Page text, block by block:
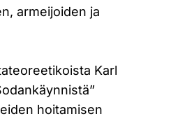
armeijoiden ja
Karl
hoitamisen